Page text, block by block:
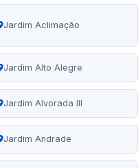
Jardim Aclimação
Jardim Alto Alegre
Jardim Alvorada III
Jardim Andrade